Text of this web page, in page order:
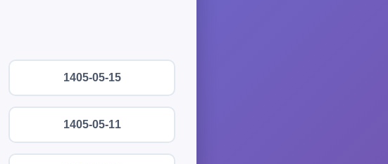
1405-05-15
1405-05-11